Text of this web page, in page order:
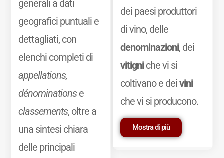
generali a dati
geografici puntuali e
dettagliati, con
elenchi completi di
appellations,
dénominationse
classements, oltre a
una sintesi chiara
delle principali
dei paesi produttori
di vino, delle
denominazioni, dei
vitigniche vi si
coltivano e deivini
che vi si producono.
Mostra di più